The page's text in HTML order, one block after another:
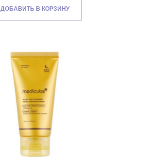
ДОБАВИТЬ В КОРЗИНУ